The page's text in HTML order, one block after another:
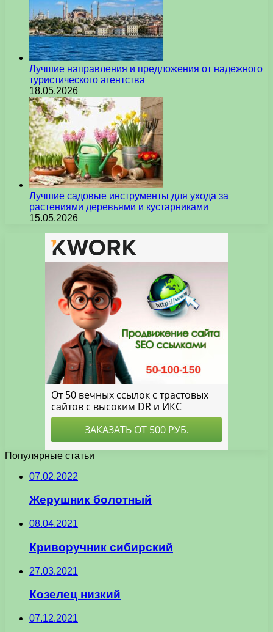
Лучшие направления и предложения от надежного
туристического агентства
18.05.2026
Лучшие садовые инструменты для ухода за
растениями деревьями и кустарниками
15.05.2026
Популярные статьи
07.02.2022
Жерушник болотный
08.04.2021
Криворучник сибирский
27.03.2021
Козелец низкий
07.12.2021